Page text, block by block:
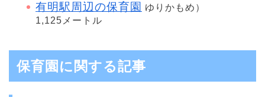
有明駅周辺の保育園 ゆりかもめ）
1,125メートル
保育園に関する記事